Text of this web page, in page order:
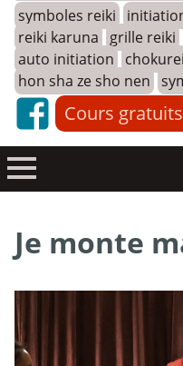
symboles reiki
reiki karuna
grille reiki
auto initiation
chokurei
hon sha ze sho nen
Cours gratuits
Je monte